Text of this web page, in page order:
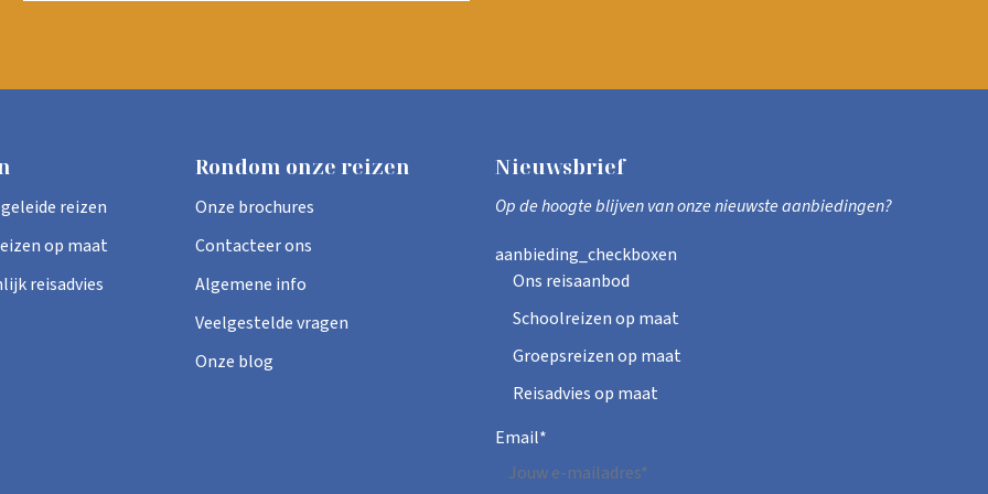
reizen
op maat
reisadvies
Rondom onze reizen
Onze brochures
Contacteer ons
Algemene info
Veelgestelde vragen
Onze blog
Nieuwsbrief
Op de hoogte blijven van onze nieuwste aanbiedingen?
aanbieding_checkboxen
Ons reisaanbod
Schoolreizen op maat
Groepsreizen op maat
Reisadvies op maat
Email*